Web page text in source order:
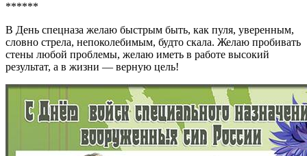
******
В День спецназа желаю быстрым быть, как пуля, уверенным,
словно стрела, непоколебимым, будто скала. Желаю пробивать
стены любой проблемы, желаю иметь в работе высокий
результат, а в жизни — верную цель!